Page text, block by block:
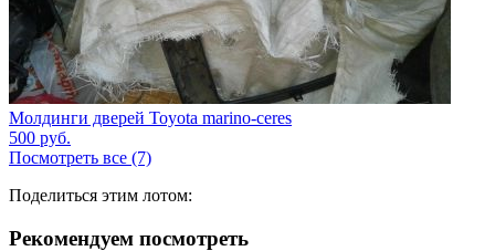
Молдинги дверей Toyota marino-ceres
500 руб.
Посмотреть все (7)
Поделиться этим лотом:
Рекомендуем посмотреть